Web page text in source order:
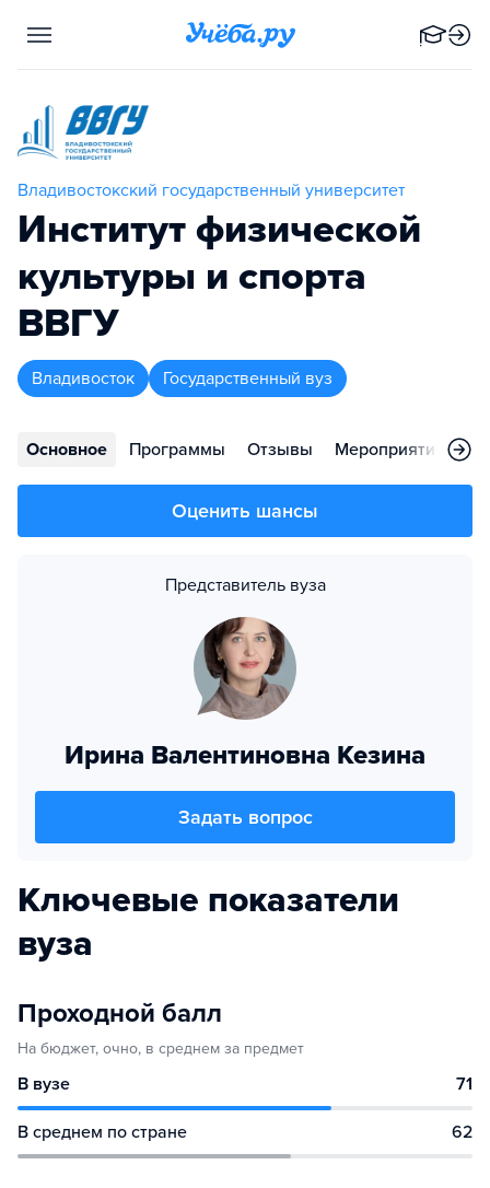
Владивостокский государственный университет
Институт физической
культуры и спорта
ВВГУ
Владивосток Государственный вуз
Основное Программы Отзывы Мероприятия
Оценить шансы
Представитель вуза
Ирина Валентиновна Кезина
Задать вопрос
Ключевые показатели
вуза
Проходной балл
На бюджет, очно, в среднем за предмет
В вузе 71
В среднем по стране 62